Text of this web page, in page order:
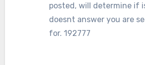
posted, will determine if
doesnt answer you are
for. 192777